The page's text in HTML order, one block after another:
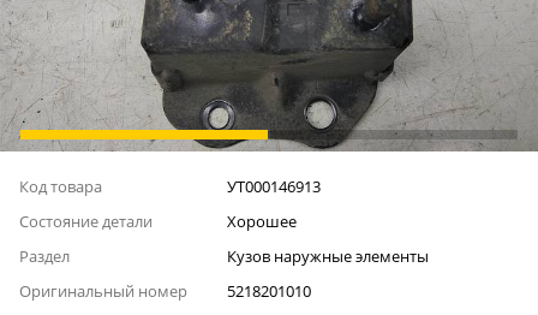
Код товара
УТ000146913
Состояние детали
Хорошее
Раздел
Кузов наружные элементы
Оригинальный номер
5218201010